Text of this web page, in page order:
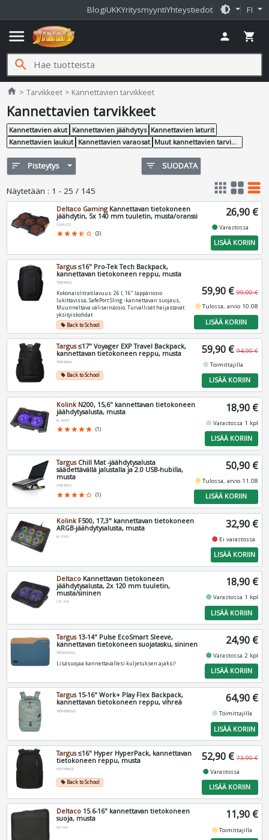
BlogiUKKYritysmyyntiYhteystiedot brightness_medium FI
menu person shopping_cart
search
home Jimms.fi
Tarvikkeet Kannettavien tarvikkeet
Kannettavien tarvikkeet
Kannettavien akut Kannettavien jäähdytys Kannettavien laturit
Kannettavien laukut Kannettavien varaosat Muut kannettavien tarvikkeet
sort Pisteytys filter_list SUODATA
Näytetään : 1 - 25 / 145 apps grid_view table_rows
Deltaco GamingKannettavan tietokoneen
jäähdytin, 5x 140 mm tuuletin, musta/oranssi
GAM-072
star star star star_half star_border (3)
26,90 €
fiber_manual_recordVarastossa
LISÄÄ KORIIN
Targus≤16" Pro-Tek Tech Backpack,
kannettavan tietokoneen reppu, musta
TBB663GL
Kokonaislitratilavuus: 26 l, 16" läppäriosio
lukittavissa, SafePort Sling -kannettavan suojaus,
Muunneltava väliseinäosio, Turvalliset heijastavat
yksityiskohdat
local_offerBack to School
59,90 € 99,90 €
fiber_manual_recordTulossa, arvio 10.08
LISÄÄ KORIIN
Targus≤17" Voyager EXP Travel Backpack,
kannettavan tietokoneen reppu, musta
TBB664GL
local_offerBack to School
59,90 € 94,90 €
fiber_manual_record Toimittajilla
LISÄÄ KORIIN
Kolink N200, 15,6" kannettavan tietokoneen
jäähdytysalusta, musta
KL-N200
star star star star star (1)
18,90 €
fiber_manual_record Varastossa 1 kpl
LISÄÄ KORIIN
TargusChill Mat -jäähdytysalusta
säädettävällä jalustalla ja 2.0 USB-hubilla,
musta
AWE81EU
star star star star star_border (1)
50,90 €
fiber_manual_recordTulossa, arvio 11.08
LISÄÄ KORIIN
Kolink F500, 17,3" kannettavan tietokoneen
ARGB-jäähdytysalusta, musta
KL-F500
32,90 €
fiber_manual_record Ei varastossa
LISÄÄ KORIIN
Deltaco Kannettavan tietokoneen
jäähdytysalusta, 2x 120 mm tuuletin,
musta/sininen
LTC-100
18,90 €
fiber_manual_recordVarastossa 1 kpl
LISÄÄ KORIIN
Targus13-14" Pulse EcoSmart Sleeve,
kannettavan tietokoneen suojatasku, sininen
TBS97002GL
Lisäsuojaa kannettavallesi kuljetuksen ajaksi!
24,90 €
fiber_manual_recordVarastossa 2 kpl
LISÄÄ KORIIN
Targus15-16" Work+ Play Flex Backpack,
kannettavan tietokoneen reppu, vihreä
TBB65905GL
64,90 €
fiber_manual_recordToimittajilla
LISÄÄ KORIIN
Targus≤16" Hyper HyperPack, kannettavan
tietokoneen reppu, musta
HP21PBKGL
local_offerBack to School
52,90 € 73,90 €
fiber_manual_recordVarastossa
LISÄÄ KORIIN
Deltaco 15.6-16" kannettavan tietokoneen
suoja, musta
NV-504
11,90 €
fiber_manual_recordToimittajilla